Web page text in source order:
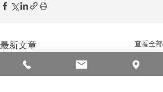
最新文章 查看全部